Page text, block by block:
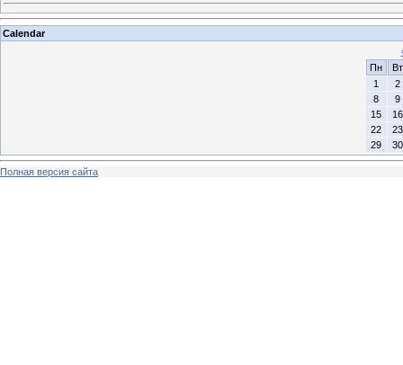
Calendar
Пн
Вт
1
2
8
9
15
16
22
23
29
30
Полная версия сайта